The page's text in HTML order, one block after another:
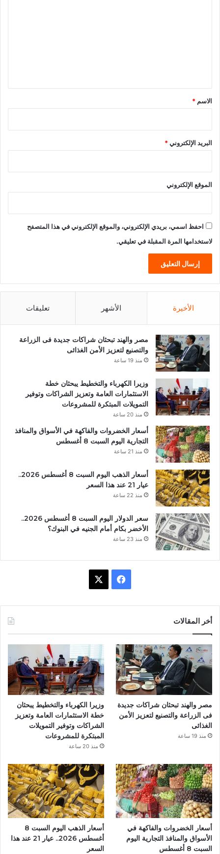
*
الاسم *
البريد الإلكتروني*
الموقع الإلكتروني
احفظ اسمي، بريدي الإلكتروني، والموقع الإلكتروني في هذا المتصفح
لاستخدامها المرة المقبلة في تعليقي.
الأخيرة الأشهر تعليقات
مصر والهند تبحثان شراكات جديدة فى الزراعة
والتصنيع لتعزيز الأمن الغذائى
منذ 19 ساعة
وزيرا الكهرباء والتخطيط يبحثان خطة
الاستثمارات العامة وتعزيز الشراكات وتوفير
التمويلات المبتكرة للمشروعات
منذ 20 ساعة
أسعار الخضروات والفاكهة في الأسواق والمنافذ
التجارية اليوم السبت 8 أغسطس
منذ 21 ساعة
أسعار الذهب اليوم السبت 8 أغسطس 2026..
عيار 21 عند هذا السعر
منذ 22 ساعة
سعر الدولار اليوم السبت 8 أغسطس 2026..
الأخضر بكام أمام الجنيه في البنوك؟
منذ 23 ساعة
و
ك
أخر المقالات
مصر والهند تبحثان شراكات جديدة
فى الزراعة والتصنيع لتعزيز الأمن
الغذائى
منذ 19 ساعة
وزيرا الكهرباء والتخطيط يبحثان
خطة الاستثمارات العامة وتعزيز
الشراكات وتوفير التمويلات
المبتكرة للمشروعات
منذ 20 ساعة
أسعار الخضروات والفاكهة في
الأسواق والمنافذ التجارية اليوم
السبت 8 أغسطس
أسعار الذهب اليوم السبت 8
أغسطس 2026.. عيار 21 عند هذا
السعر